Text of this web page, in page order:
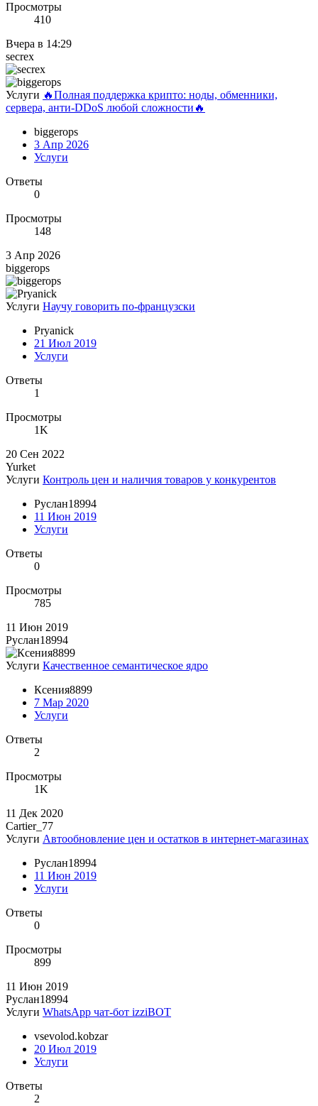
Просмотры
410
Вчера в 14:29
secrex
Услуги 🔥Полная поддержка крипто: ноды, обменники,
сервера, анти-DDoS любой сложности🔥
biggerops
3 Апр 2026
Услуги
Ответы
0
Просмотры
148
3 Апр 2026
biggerops
Услуги Научу говорить по-французски
Pryanick
21 Июл 2019
Услуги
Ответы
1
Просмотры
1K
20 Сен 2022
Yurket
Услуги Контроль цен и наличия товаров у конкурентов
Руслан18994
11 Июн 2019
Услуги
Ответы
0
Просмотры
785
11 Июн 2019
Руслан18994
Услуги Качественное семантическое ядро
Ксения8899
7 Мар 2020
Услуги
Ответы
2
Просмотры
1K
11 Дек 2020
Cartier_77
Услуги Автообновление цен и остатков в интернет-магазинах
Руслан18994
11 Июн 2019
Услуги
Ответы
0
Просмотры
899
11 Июн 2019
Руслан18994
Услуги WhatsApp чат-бот izziBOT
vsevolod.kobzar
20 Июл 2019
Услуги
Ответы
2